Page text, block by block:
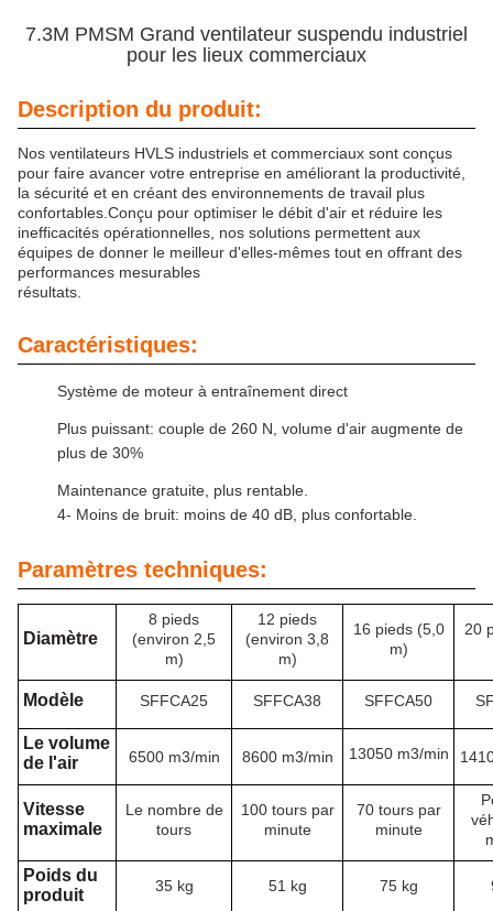
7.3M PMSM Grand ventilateur suspendu industriel
pour les lieux commerciaux
Description du produit:
Nos ventilateurs HVLS industriels et commerciaux sont conçus
pour faire avancer votre entreprise en améliorant la productivité,
la sécurité et en créant des environnements de travail plus
confortables.Conçu pour optimiser le débit d'air et réduire les
inefficacités opérationnelles, nos solutions permettent aux
équipes de donner le meilleur d'elles-mêmes tout en offrant des
performances mesurables
résultats.
Caractéristiques:
Système de moteur à entraînement direct
Plus puissant: couple de 260 N, volume d'air augmente de
plus de 30%
Maintenance gratuite, plus rentable.
4- Moins de bruit: moins de 40 dB, plus confortable.
Paramètres techniques:
Diamètre
8 pieds
(environ 2,5
m)
12 pieds
(environ 3,8
m)
16 pieds (5,0
m)
20
Modèle SFFCA25 SFFCA38 SFFCA50
Le volume
de l'air
6500 m3/min 8600 m3/min 13050 m3/min
Vitesse
maximale
Le nombre de
tours
100 tours par
minute
70 tours par
minute
Poids du
produit
35 kg 51 kg 75 kg